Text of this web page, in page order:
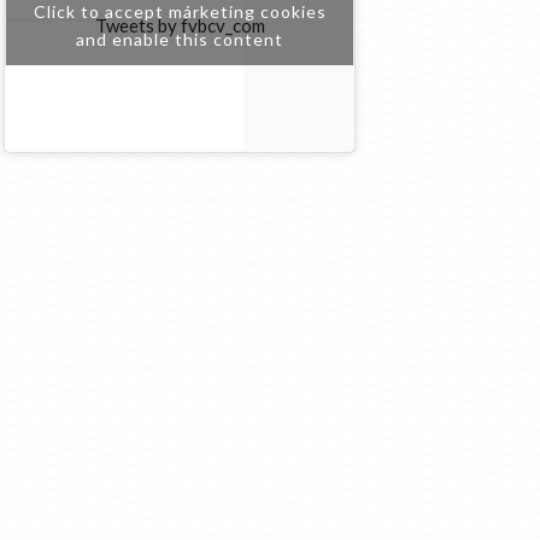
Tweets by fvbcv_com
Click to accept márketing cookies
and enable this content